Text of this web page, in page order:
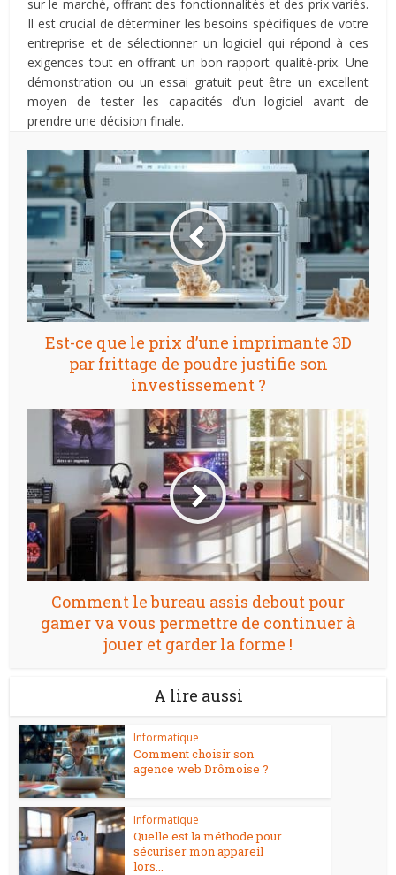
sur le marché, offrant des fonctionnalités et des prix variés.
Il est crucial de déterminer les besoins spécifiques de votre
entreprise et de sélectionner un logiciel qui répond à ces
exigences tout en offrant un bon rapport qualité-prix. Une
démonstration ou un essai gratuit peut être un excellent
moyen de tester les capacités d’un logiciel avant de
prendre une décision finale.
Est-ce que le prix d’une imprimante 3D
par frittage de poudre justifie son
investissement ?
Comment le bureau assis debout pour
gamer va vous permettre de continuer à
jouer et garder la forme !
A lire aussi
Informatique
Comment choisir son
agence web Drômoise ?
Informatique
Quelle est la méthode pour
sécuriser mon appareil
lors...